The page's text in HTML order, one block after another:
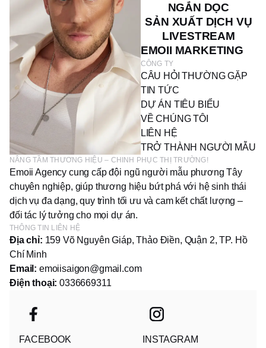
NGẮN DỌC
SẢN XUẤT DỊCH VỤ
LIVESTREAM
EMOII MARKETING
CÔNG TY
CÂU HỎI THƯỜNG GẶP
TIN TỨC
DỰ ÁN TIÊU BIỂU
VỀ CHÚNG TÔI
LIÊN HỆ
TRỞ THÀNH NGƯỜI MẪU
NÂNG TẦM THƯƠNG HIỆU – CHINH PHỤC THỊ TRƯỜNG!
Emoii Agency cung cấp đội ngũ người mẫu phương Tây
chuyên nghiệp, giúp thương hiệu bứt phá với hệ sinh thái
dịch vụ đa dạng, quy trình tối ưu và cam kết chất lượng –
đối tác lý tưởng cho mọi dự án.
THÔNG TIN LIÊN HỆ
Địa chỉ: 159 Võ Nguyên Giáp, Thảo Điền, Quận 2, TP. Hồ
Chí Minh
Email: emoiisaigon@gmail.com
Điện thoại: 0336669311
FACEBOOK INSTAGRAM